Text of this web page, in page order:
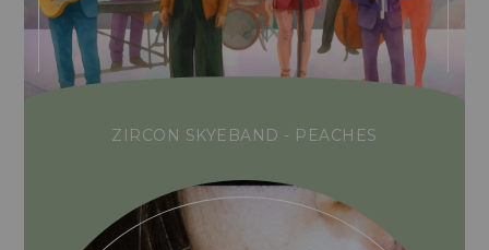
ZIRCON SKYEBAND - PEACHES